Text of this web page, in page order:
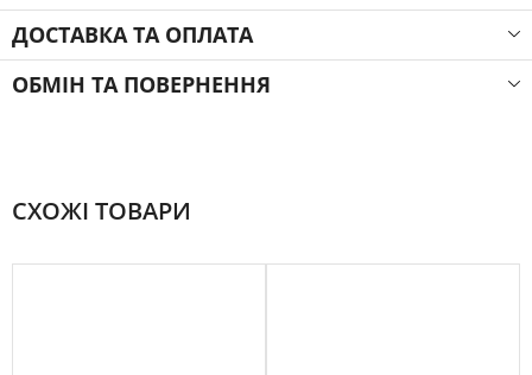
ДОСТАВКА ТА ОПЛАТА
ОБМІН ТА ПОВЕРНЕННЯ
СХОЖІ ТОВАРИ